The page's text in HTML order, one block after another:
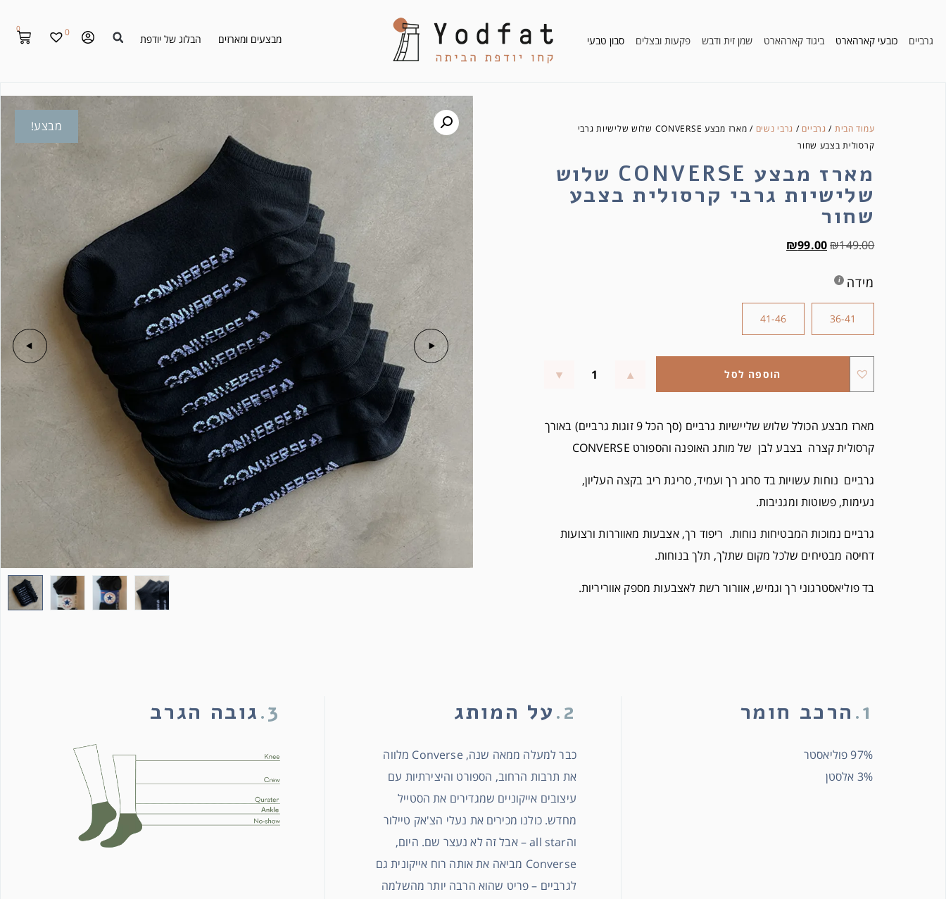
0 0
מבצעים ומארזים הבלוג של יודפת סבון טבעי פקעות ובצלים שמן זית ודבש ביגוד קארהארט כובעי קארהארט גרביים
מבצע! עמוד הבית / גרביים / גרבי נשים
/ מארז מבצע CONVERSE שלוש שלישיות גרבי
קרסולית בצבע שחור
מארז מבצע CONVERSE שלוש
שלישיות גרבי קרסולית בצבע
שחור
₪149.00
₪99.00
מידה
36-41
41-46
הוספה לסל
מארז מבצע הכולל שלוש שליישיות גרביים (סך הכל 9 זוגות גרביים) באורך
קרסולית קצרה בצבע לבן של מותג האופנה והספורט CONVERSE
גרביים נוחות עשויות בד סרוג רך ועמיד, סריגת ריב בקצה העליון,
נעימות, פשוטות ומגניבות.
גרביים נמוכות המבטיחות נוחות. ריפוד רך, אצבעות מאווררות ורצועות
דחיסה מבטיחים שלכל מקום שתלך, תלך בנוחות.
בד פוליאסטרגוני רך וגמיש, אוורור רשת לאצבעות מספק אווריריות.
1. הרכב חומר
97% פוליאסטר
3% אלסטן
2. על המותג
כבר למעלה ממאה שנה, Converse מלווה
את תרבות הרחוב, הספורט והיצירתיות עם
עיצובים אייקוניים שמגדירים את הסטייל
מחדש. כולנו מכירים את נעלי הצ'אק טיילור
והall star – אבל זה לא נעצר שם. היום,
Converse מביאה את אותה רוח אייקונית גם
לגרביים – פריט שהוא הרבה יותר מהשלמה
3. גובה הגרב